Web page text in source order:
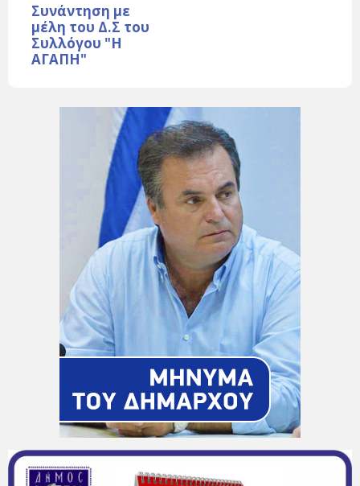
Συνάντηση με
μέλη του Δ.Σ του
Συλλόγου "Η
ΑΓΑΠΗ"